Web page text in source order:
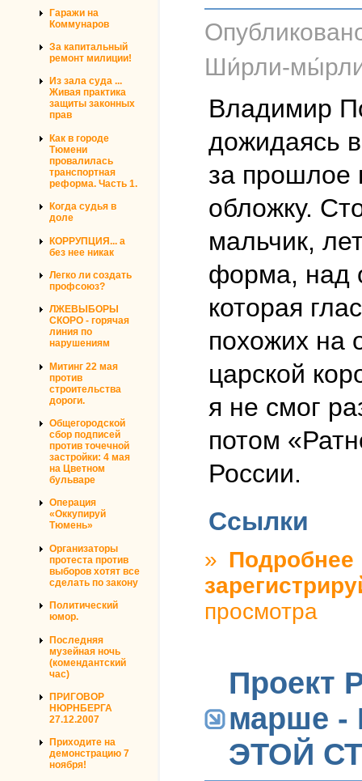
Гаражи на
Коммунаров
За капитальный
ремонт милиции!
Из зала суда ...
Живая практика
защиты законных
прав
Как в городе
Тюмени
провалилась
транспортная
реформа. Часть 1.
Когда судья в
доле
КОРРУПЦИЯ... а
без нее никак
Легко ли создать
профсоюз?
ЛЖЕВЫБОРЫ
СКОРО - горячая
линия по
нарушениям
Митинг 22 мая
против
строительства
дороги.
Общегородской
сбор подписей
против точечной
застройки: 4 мая
на Цветном
бульваре
Операция
«Оккупируй
Тюмень»
Организаторы
протеста против
выборов хотят все
сделать по закону
Политический
юмор.
Последняя
музейная ночь
(комендантский
час)
ПРИГОВОР
НЮРНБЕРГА
27.12.2007
Приходите на
демонстрацию 7
ноября!
Ши́рли-
Владимир
дожидаясь
за прошлое
обложку.
мальчик,
форма, над
которая
похожих на
царской
я не смог
потом
России.
Ссылки
» Подробнее
просмотра
Проект
марше
ЭТОЙ